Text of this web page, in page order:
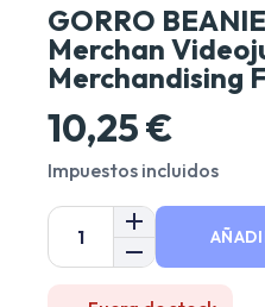
GORRO
Merchan
Merchandising
10,25 €
Impuestos incluidos